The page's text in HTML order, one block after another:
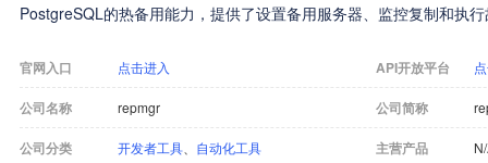
PostgreSQL的热备用能力，提供了设置备用服务器、监控复制和执
官网入口 点击进入 API开放平台
公司名称 repmgr 公司简称
公司分类 开发者工具 自动化工具 主营产品